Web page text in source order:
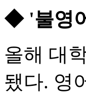
◆ '불영
올해 대
됐다. 영